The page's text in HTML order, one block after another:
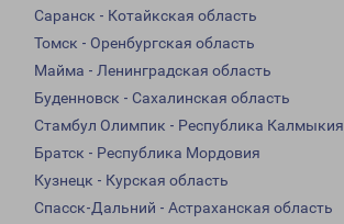
Саранск - Котайкская область
Томск - Оренбургская область
Майма - Ленинградская область
Буденновск - Сахалинская область
Стамбул Олимпик - Республика Калмыкия
Братск - Республика Мордовия
Кузнецк - Курская область
Спасск-Дальний - Астраханская область